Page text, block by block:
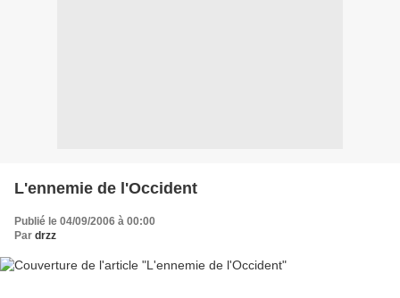
L'ennemie de l'Occident
Publié le 04/09/2006 à 00:00
Par drzz